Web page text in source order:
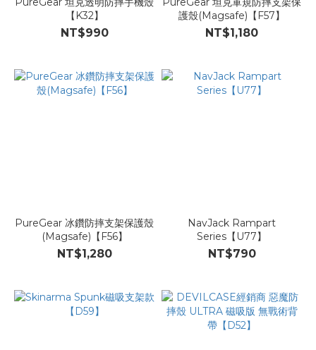
【K32】
NT$990
護殼(Magsafe)【F57】
NT$1,180
PureGear 冰鑽防摔支架保護殼
(Magsafe)【F56】
NT$1,280
NavJack Rampart
Series【U77】
NT$790